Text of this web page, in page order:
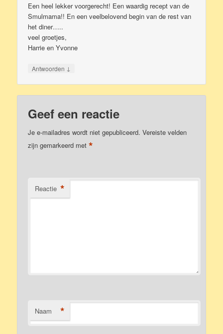
Een heel lekker voorgerecht! Een waardig recept van de
Smulmama!! En een veelbelovend begin van de rest van
het diner…..
veel groetjes,
Harrie en Yvonne
Antwoorden ↓
Geef een reactie
Je e-mailadres wordt niet gepubliceerd. Vereiste velden
zijn gemarkeerd met*
Reactie *
Naam *